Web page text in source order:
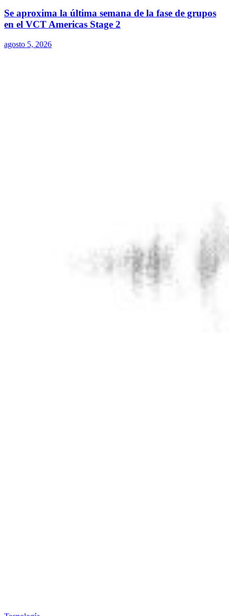
Se aproxima la última semana de la fase de grupos
en el VCT Americas Stage 2
agosto 5, 2026